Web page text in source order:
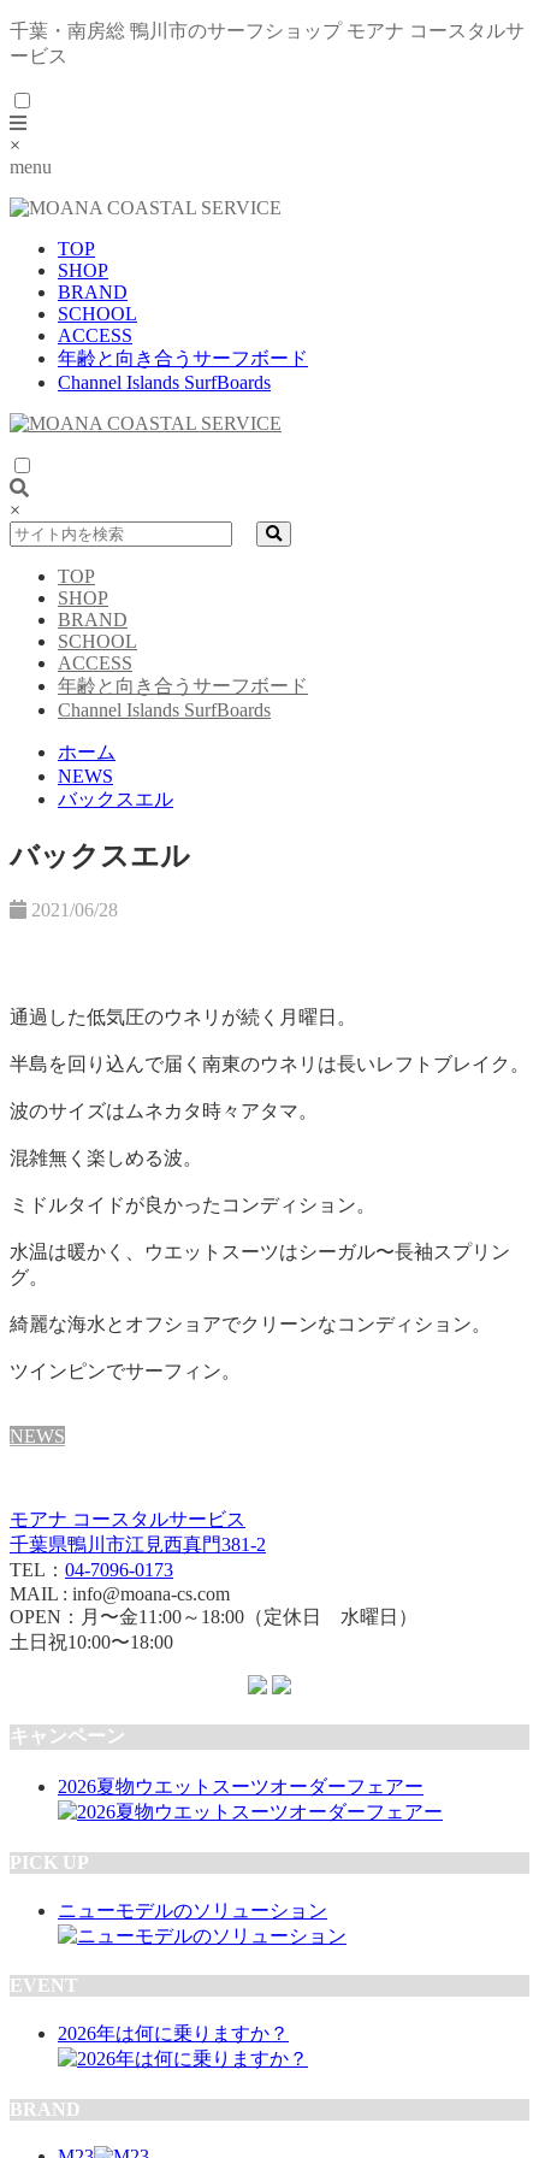
千葉・南房総 鴨川市のサーフショップ モアナ コースタルサ
ービス
×
menu
TOP
SHOP
BRAND
SCHOOL
ACCESS
年齢と向き合うサーフボード
Channel Islands SurfBoards
×
TOP
SHOP
BRAND
SCHOOL
ACCESS
年齢と向き合うサーフボード
Channel Islands SurfBoards
ホーム
NEWS
バックスエル
バックスエル
2021/06/28
通過した低気圧のウネリが続く月曜日。
半島を回り込んで届く南東のウネリは長いレフトブレイク。
波のサイズはムネカタ時々アタマ。
混雑無く楽しめる波。
ミドルタイドが良かったコンディション。
水温は暖かく、ウエットスーツはシーガル〜長袖スプリン
グ。
綺麗な海水とオフショアでクリーンなコンディション。
ツインピンでサーフィン。
NEWS
モアナ コースタルサービス
千葉県鴨川市江見西真門381-2
TEL： 04-7096-0173
MAIL : info@moana-cs.com
OPEN：月〜金11:00～18:00（定休日 水曜日）
土日祝10:00〜18:00
キャンペーン
2026夏物ウエットスーツオーダーフェアー
PICK UP
ニューモデルのソリューション
EVENT
2026年は何に乗りますか？
BRAND